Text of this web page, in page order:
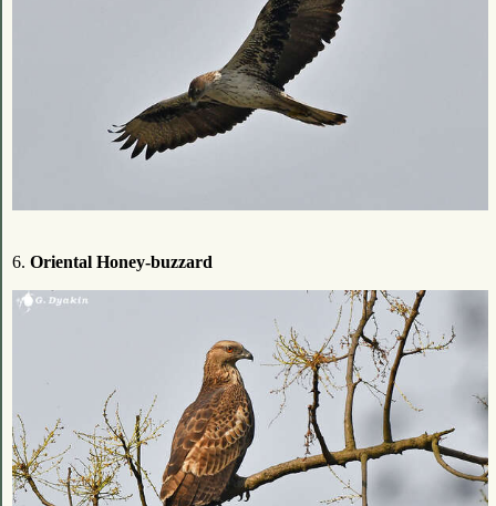
6. Oriental Honey-buzzard